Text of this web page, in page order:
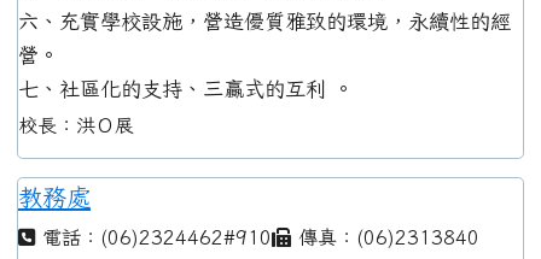
六、充實學校設施，營造優質雅致的環境，永續性的經
營。
七、社區化的支持、三贏式的互利 。
校長：洪Ｏ展
教務處
電話：(06)2324462#910
傳真：(06)2313840